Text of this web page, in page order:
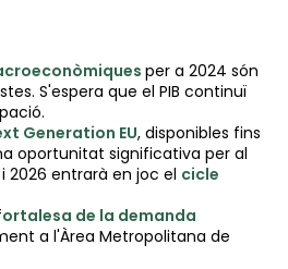
per a 2024 són
S'espera que el PIB continuï
Generation EU, disponibles fins
oportunitat significativa per al
2026 entrarà en joc el cicle
ortalesa de la demanda
a l'Àrea Metropolitana de